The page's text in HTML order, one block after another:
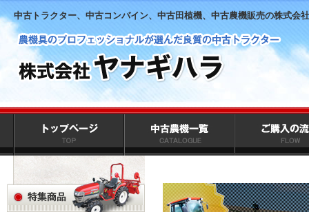
中古トラクター、中古コンバイン、中古田植機、中古農機販売の株式会